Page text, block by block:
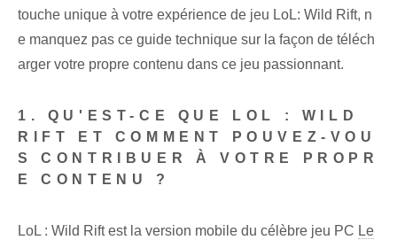
touche unique à votre expérience de jeu LoL: Wild Rift, n
e manquez pas ce guide technique sur la façon de téléch
arger votre propre contenu dans ce jeu passionnant.
1. QU'EST-CE QUE LOL : WILD
RIFT ET COMMENT POUVEZ-VOU
S CONTRIBUER À VOTRE PROPR
E CONTENU ?
LoL : Wild Rift est la version mobile du célèbre jeu PC Le